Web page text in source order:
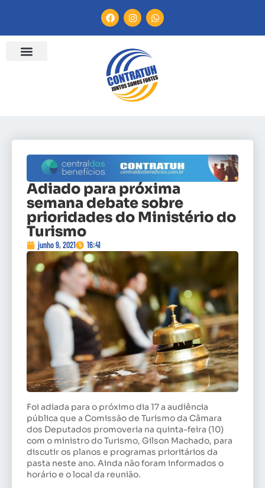
Adiado para próxima
semana debate sobre
prioridades do Ministério do
Turismo
junho 9, 2021 16:41
Foi adiada para o próximo dia 17 a audiência
pública que a Comissão de Turismo da Câmara
dos Deputados promoveria na quinta-feira (10)
com o ministro do Turismo, Gilson Machado, para
discutir os planos e programas prioritários da
pasta neste ano. Ainda não foram informados o
horário e o local da reunião.